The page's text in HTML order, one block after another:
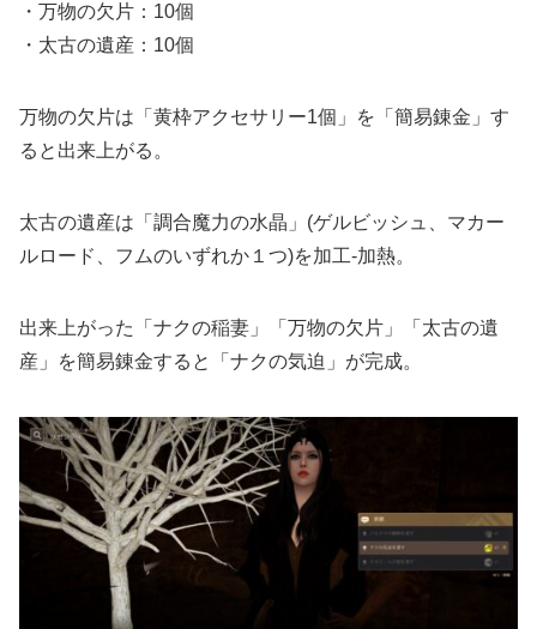
・万物の欠片：10個
・太古の遺産：10個
万物の欠片は「黄枠アクセサリー1個」を「簡易錬金」す
ると出来上がる。
太古の遺産は「調合魔力の水晶」(ゲルビッシュ、マカー
ルロード、フムのいずれか１つ)を加工-加熱。
出来上がった「ナクの稲妻」「万物の欠片」「太古の遺
産」を簡易錬金すると「ナクの気迫」が完成。